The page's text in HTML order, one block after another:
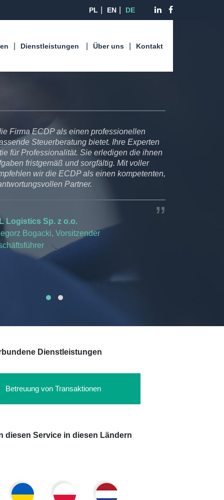
PL EN DE
Dienstleistungen Über uns Kontakt
Firma ECDP als einen professionellen
Steuerberatung bietet. Ihre Experten
für Professionalität. Sie erledigen die ihnen
fristgemäß und sorgfältig. Mit voller
wir die ECDP als einen kompetenten,
Partner.
Logistics Sp. z o.o.
Bogacki, Vorsitzender
Dienstleistungen
Betreuung von Transaktionen
diesen Service in diesen Ländern